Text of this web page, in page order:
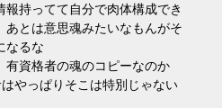
報持ってて自分で肉体構成でき
あとは意思魂みたいなもんがそ
なるな
有資格者の魂のコピーなのか
やっぱりそこは特別じゃない